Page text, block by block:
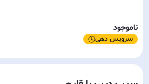
ناموجود
سرویس دهی